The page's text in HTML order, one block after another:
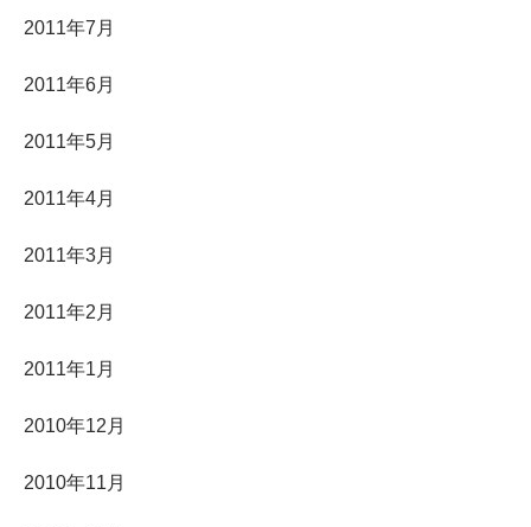
2011年7月
2011年6月
2011年5月
2011年4月
2011年3月
2011年2月
2011年1月
2010年12月
2010年11月